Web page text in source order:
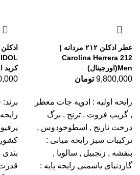
عطر ادکلن ۲۱۲ مردانه |
Carolina Herrera 212
Men(اورجینال)
9,800,000 تومان
رایحه اولیه : ادویه جات معطر
, گریپ فروت , ترنج , برگ
درخت نارنج , اسطوخودوس ,
ترکیبات سبز رایحه میانی :
بنفشه , زنجبیل , سالویا ,
گاردنیای یاسمنی رایحه پایه :
کرید
بندی